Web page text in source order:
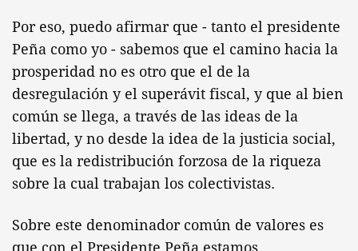
Por eso, puedo afirmar que - tanto el presidente
Peña como yo - sabemos que el camino hacia la
prosperidad no es otro que el de la
desregulación y el superávit fiscal, y que al bien
común se llega, a través de las ideas de la
libertad, y no desde la idea de la justicia social,
que es la redistribución forzosa de la riqueza
sobre la cual trabajan los colectivistas.
Sobre este denominador común de valores es
que con el Presidente Peña estamos